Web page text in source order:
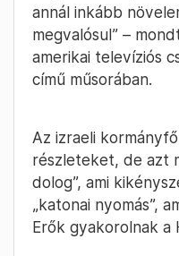
annál inkább
megvalósul” –
amerikai televíziós
című műsorában.
Az izraeli
részleteket, de azt
dolog”, ami
„katonai nyomás”,
Erők gyakorolnak a